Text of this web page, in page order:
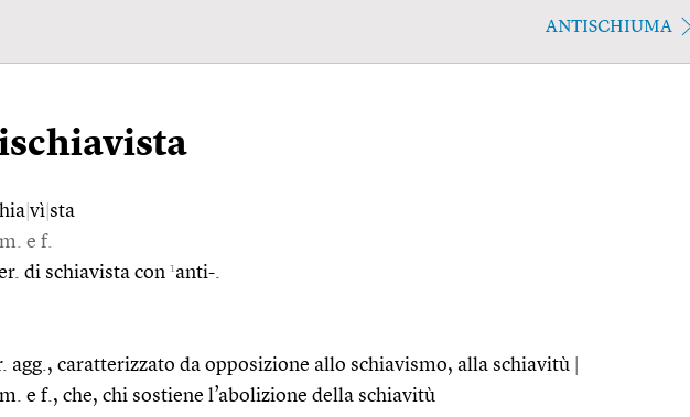
ANTISCHIUMA
vì sta
e f.
di schiavista con 1anti-.
agg., caratterizzato da opposizione allo schiavismo, alla schiavitù
e f., che, chi sostiene l’abolizione della schiavitù